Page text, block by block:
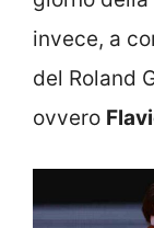
invece, a
del Roland
ovvero